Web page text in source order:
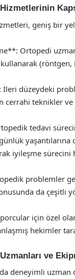
geniş bir
Ortopedi
(röntgen,
düzeydeki
cerrahi teknikler ve
tedavi
iyileşme sürecini
problemler
da çeşitli
için özel
hekimler
ve
deneyimli